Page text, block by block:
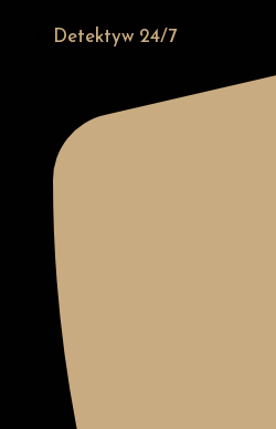
Detektyw 24/7